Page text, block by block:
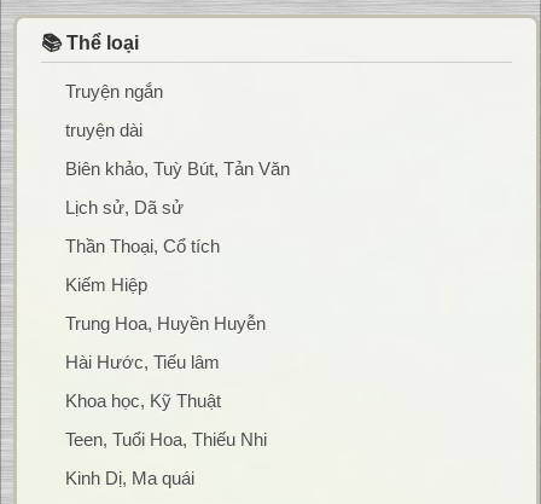
📚 Thể loại
Truyện ngắn
truyện dài
Biên khảo, Tuỳ Bút, Tản Văn
Lịch sử, Dã sử
Thần Thoại, Cổ tích
Kiếm Hiệp
Trung Hoa, Huyền Huyễn
Hài Hước, Tiếu lâm
Khoa học, Kỹ Thuật
Teen, Tuổi Hoa, Thiếu Nhi
Kinh Dị, Ma quái